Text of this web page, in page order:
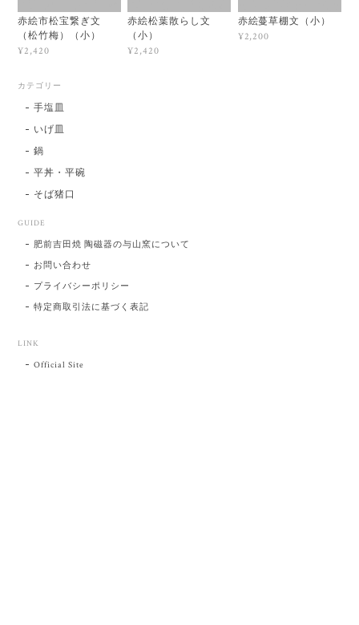
赤絵市松宝繋ぎ文
（松竹梅）（小）
¥2,420
赤絵松葉散らし文
（小）
¥2,420
赤絵蔓草棚文（小）
¥2,200
カテゴリー
手塩皿
いげ皿
鍋
平丼・平碗
そば猪口
GUIDE
肥前吉田焼 陶磁器の与山窯について
お問い合わせ
プライバシーポリシー
特定商取引法に基づく表記
LINK
Official Site